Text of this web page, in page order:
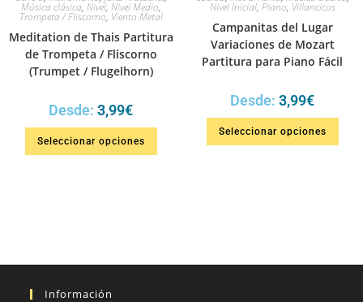
Música clásica, Nivel, Nivel Medio,
Trompeta / Fliscorno, Viento Metal
Meditation de Thais Partitura
de Trompeta / Fliscorno
(Trumpet / Flugelhorn)
Desde: 3,99€
Seleccionar opciones
Nivel Inicial, Piano, Villancicos
Campanitas del Lugar
Variaciones de Mozart
Partitura para Piano Fácil
Desde: 3,99€
Seleccionar opciones
Información